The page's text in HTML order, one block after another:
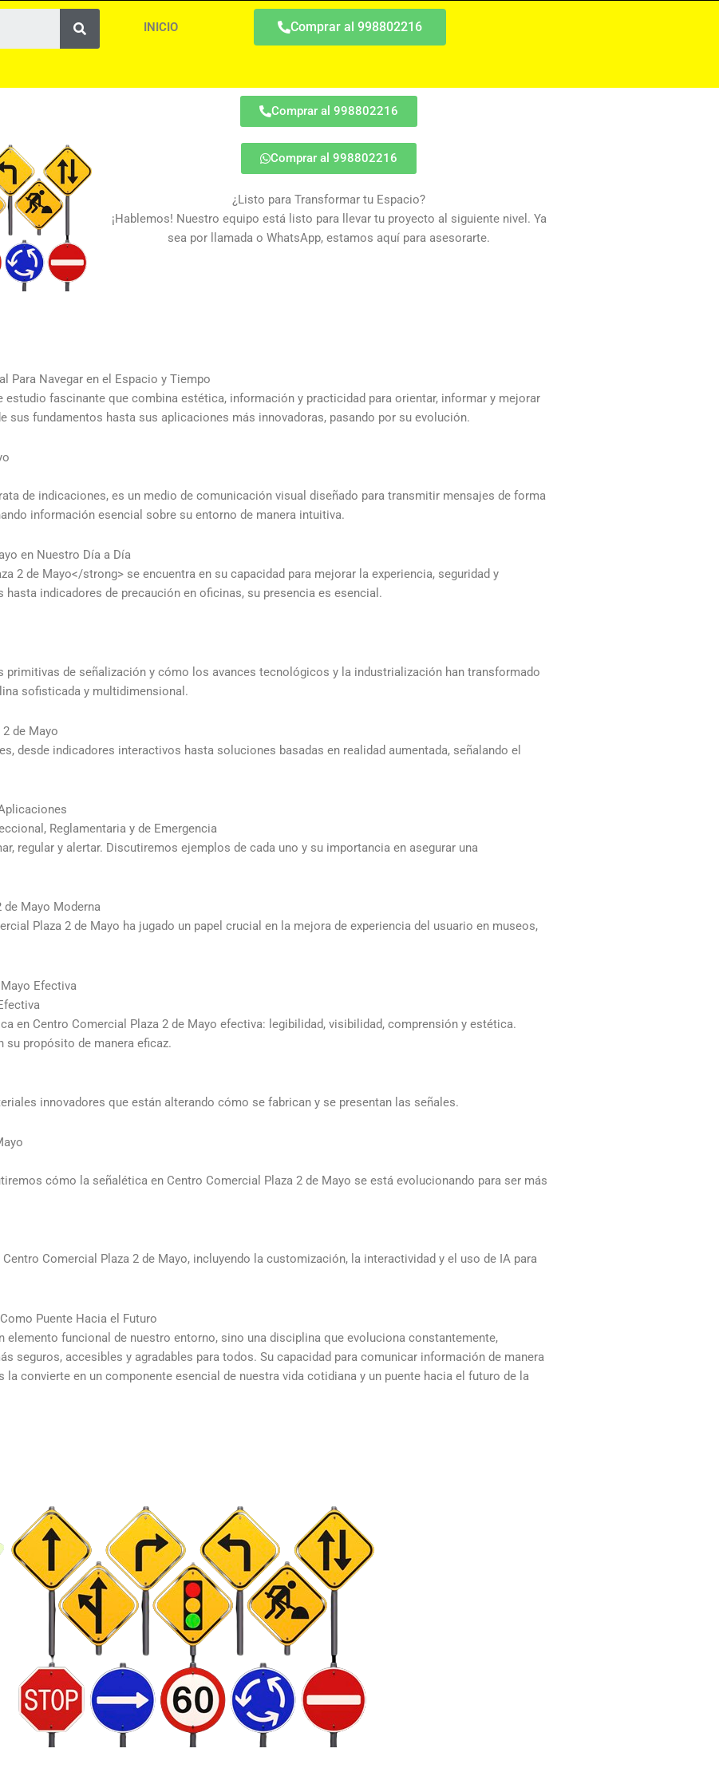
Search
INICIO Comprar al 998802216
Comprar al 998802216
Comprar al 998802216
¿Listo para Transformar tu Espacio?
¡Hablemos! Nuestro equipo está listo para llevar tu proyecto al siguiente nivel. Ya
sea por llamada o WhatsApp, estamos aquí para asesorarte.
Para Navegar en el Espacio y Tiempo
estudio fascinante que combina estética, información y practicidad para orientar, informar y mejorar
sus fundamentos hasta sus aplicaciones más innovadoras, pasando por su evolución.
de indicaciones, es un medio de comunicación visual diseñado para transmitir mensajes de forma
información esencial sobre su entorno de manera intuitiva.
en Nuestro Día a Día
2 de Mayo</strong> se encuentra en su capacidad para mejorar la experiencia, seguridad y
indicadores de precaución en oficinas, su presencia es esencial.
de señalización y cómo los avances tecnológicos y la industrialización han transformado
sofisticada y multidimensional.
de Mayo
desde indicadores interactivos hasta soluciones basadas en realidad aumentada, señalando el
Reglamentaria y de Emergencia
regular y alertar. Discutiremos ejemplos de cada uno y su importancia en asegurar una
de Mayo Moderna
Plaza 2 de Mayo ha jugado un papel crucial en la mejora de experiencia del usuario en museos,
Efectiva
en Centro Comercial Plaza 2 de Mayo efectiva: legibilidad, visibilidad, comprensión y estética.
su propósito de manera eficaz.
innovadores que están alterando cómo se fabrican y se presentan las señales.
cómo la señalética en Centro Comercial Plaza 2 de Mayo se está evolucionando para ser más
Comercial Plaza 2 de Mayo, incluyendo la customización, la interactividad y el uso de IA para
Puente Hacia el Futuro
elemento funcional de nuestro entorno, sino una disciplina que evoluciona constantemente,
seguros, accesibles y agradables para todos. Su capacidad para comunicar información de manera
convierte en un componente esencial de nuestra vida cotidiana y un puente hacia el futuro de la